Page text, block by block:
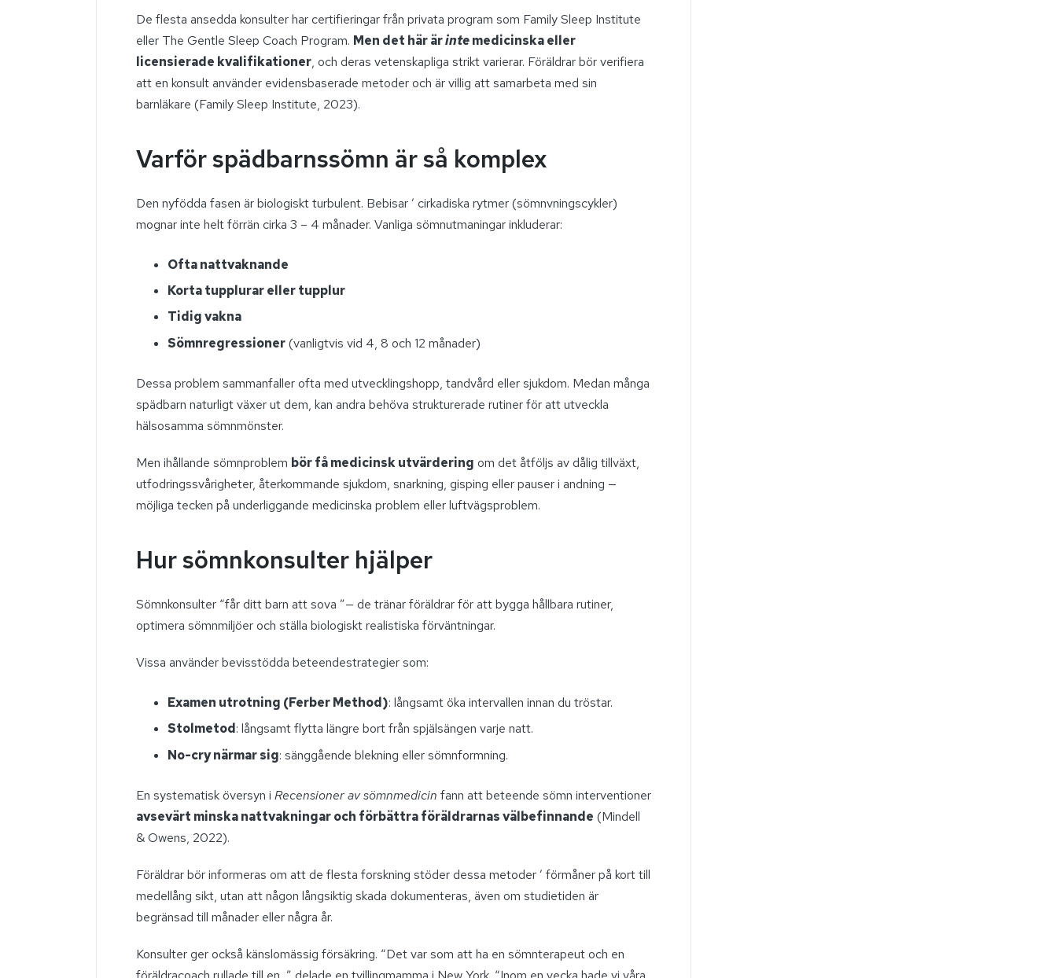
De flesta ansedda konsulter har certifieringar från privata program som Family Sleep Institute
eller The Gentle Sleep Coach Program. Men det här ärintemedicinska eller
licensierade kvalifikationer, och deras vetenskapliga strikt varierar. Föräldrar bör verifiera
att en konsult använder evidensbaserade metoder och är villig att samarbeta med sin
barnläkare (Family Sleep Institute, 2023).
Varför spädbarnssömn är så komplex
Den nyfödda fasen är biologiskt turbulent. Bebisar ’ cirkadiska rytmer (sömnvningscykler)
mognar inte helt förrän cirka 3 – 4 månader. Vanliga sömnutmaningar inkluderar:
Ofta nattvaknande
Korta tupplurar eller tupplur
Tidig vakna
Sömnregressioner(vanligtvis vid 4, 8 och 12 månader)
Dessa problem sammanfaller ofta med utvecklingshopp, tandvård eller sjukdom. Medan många
spädbarn naturligt växer ut dem, kan andra behöva strukturerade rutiner för att utveckla
hälsosamma sömnmönster.
Men ihållande sömnproblem bör få medicinsk utvärdering om det åtföljs av dålig tillväxt,
utfodringssvårigheter, återkommande sjukdom, snarkning, gisping eller pauser i andning —
möjliga tecken på underliggande medicinska problem eller luftvägsproblem.
Hur sömnkonsulter hjälper
Sömnkonsulter “får ditt barn att sova ”— de tränar föräldrar för att bygga hållbara rutiner,
optimera sömnmiljöer och ställa biologiskt realistiska förväntningar.
Vissa använder bevisstödda beteendestrategier som:
Examen utrotning (Ferber Method): långsamt öka intervallen innan du tröstar.
Stolmetod: långsamt flytta längre bort från spjälsängen varje natt.
No-cry närmar sig: sänggående blekning eller sömnformning.
En systematisk översyn i Recensioner av sömnmedicin fann att beteende sömn interventioner
avsevärt minska nattvakningar och förbättra föräldrarnas välbefinnande (Mindell
& Owens, 2022).
Föräldrar bör informeras om att de flesta forskning stöder dessa metoder ’ förmåner på kort till
medellång sikt, utan att någon långsiktig skada dokumenteras, även om studietiden är
begränsad till månader eller några år.
Konsulter ger också känslomässig försäkring. “Det var som att ha en sömnterapeut och en